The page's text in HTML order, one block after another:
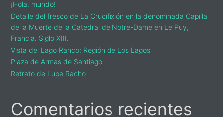
¡Hola, mundo!
Detalle del fresco de La Crucifixión en la denominada Capilla
de la Muerte de la Catedral de Notre-Dame en Le Puy,
Francia. Siglo XIII.
Vista del Lago Ranco; Región de Los Lagos
Plaza de Armas de Santiago
Retrato de Lupe Racho
Comentarios recientes